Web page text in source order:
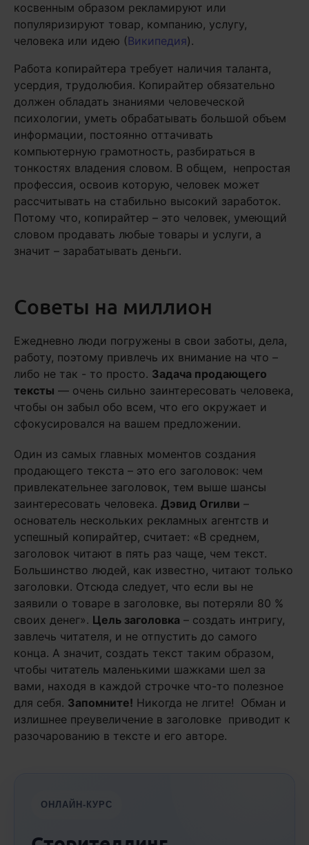
косвенным образом рекламируют или
популяризируют товар, компанию, услугу,
человека или идею (Википедия).
Работа копирайтера требует наличия таланта,
усердия, трудолюбия. Копирайтер обязательно
должен обладать знаниями человеческой
психологии, уметь обрабатывать большой объем
информации, постоянно оттачивать
компьютерную грамотность, разбираться в
тонкостях владения словом. В общем, непростая
профессия, освоив которую, человек может
рассчитывать на стабильно высокий заработок.
Потому что, копирайтер – это человек, умеющий
словом продавать любые товары и услуги, а
значит – зарабатывать деньги.
Советы на миллион
Ежедневно люди погружены в свои заботы, дела,
работу, поэтому привлечь их внимание на что –
либо не так - то просто. Задача продающего
тексты — очень сильно заинтересовать человека,
чтобы он забыл обо всем, что его окружает и
сфокусировался на вашем предложении.
Один из самых главных моментов создания
продающего текста – это его заголовок: чем
привлекательнее заголовок, тем выше шансы
заинтересовать человека. Дэвид Огилви –
основатель нескольких рекламных агентств и
успешный копирайтер, считает: «В среднем,
заголовок читают в пять раз чаще, чем текст.
Большинство людей, как известно, читают только
заголовки. Отсюда следует, что если вы не
заявили о товаре в заголовке, вы потеряли 80 %
своих денег». Цель заголовка – создать интригу,
завлечь читателя, и не отпустить до самого
конца. А значит, создать текст таким образом,
чтобы читатель маленькими шажками шел за
вами, находя в каждой строчке что-то полезное
для себя. Запомните! Никогда не лгите! Обман и
излишнее преувеличение в заголовке приводит к
разочарованию в тексте и его авторе.
ОНЛАЙН-КУРС